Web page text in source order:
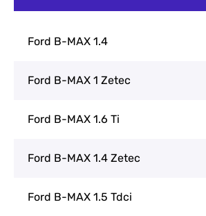
Ford B-MAX 1.4
Ford B-MAX 1 Zetec
Ford B-MAX 1.6 Ti
Ford B-MAX 1.4 Zetec
Ford B-MAX 1.5 Tdci